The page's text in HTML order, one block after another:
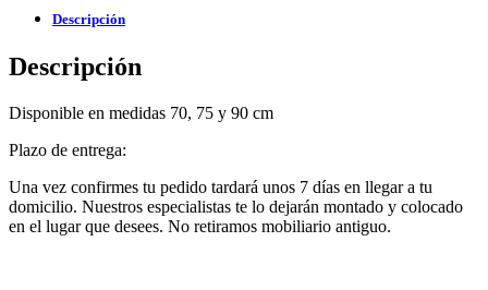
Descripción
Descripción
Disponible en medidas 70, 75 y 90 cm
Plazo de entrega:
Una vez confirmes tu pedido tardará unos 7 días en llegar a tu
domicilio. Nuestros especialistas te lo dejarán montado y colocado
en el lugar que desees. No retiramos mobiliario antiguo.